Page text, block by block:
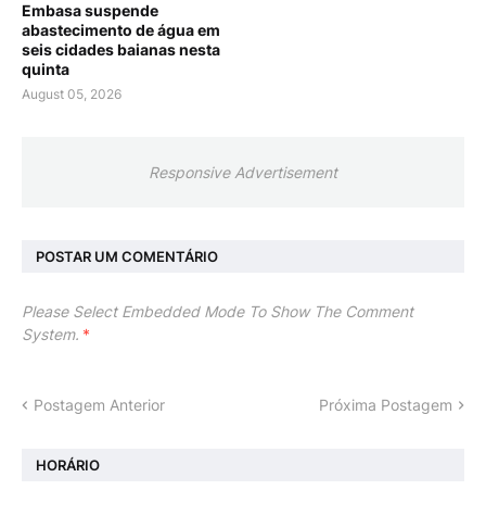
Embasa suspende
abastecimento de água em
seis cidades baianas nesta
quinta
August 05, 2026
Responsive Advertisement
POSTAR UM COMENTÁRIO
Please Select Embedded Mode To Show The Comment
System. *
Postagem Anterior Próxima Postagem
HORÁRIO